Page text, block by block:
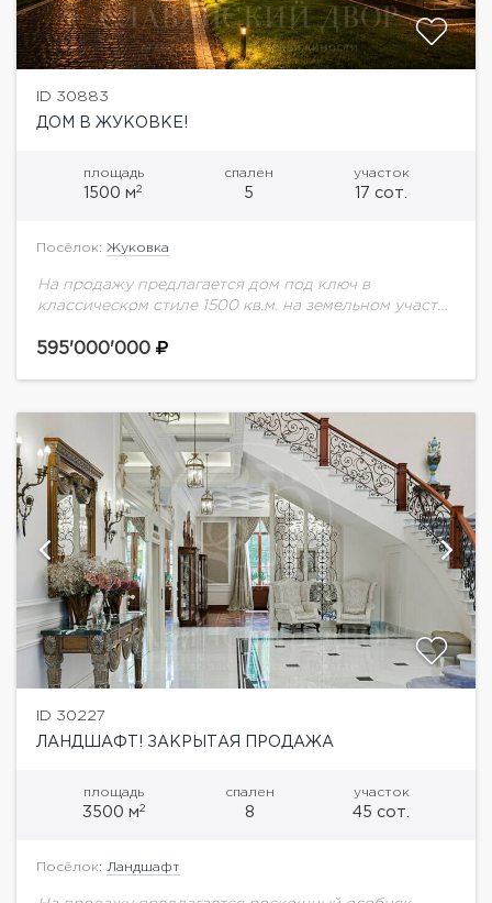
ID 30883
ДОМ В ЖУКОВКЕ!
площадь
1500 м2
спален
5
участок
17 сот.
Посёлок: Жуковка
На продажу предлагается дом под ключ в
классическом стиле 1500 кв.м. на земельном участке
Жуковке.Планировка дома:Первый этаж: прихожая,
595'000'000
ID 30227
ЛАНДШАФТ! ЗАКРЫТАЯ ПРОДАЖА
площадь
3500 м2
спален
8
участок
45 сот.
Посёлок: Ландшафт